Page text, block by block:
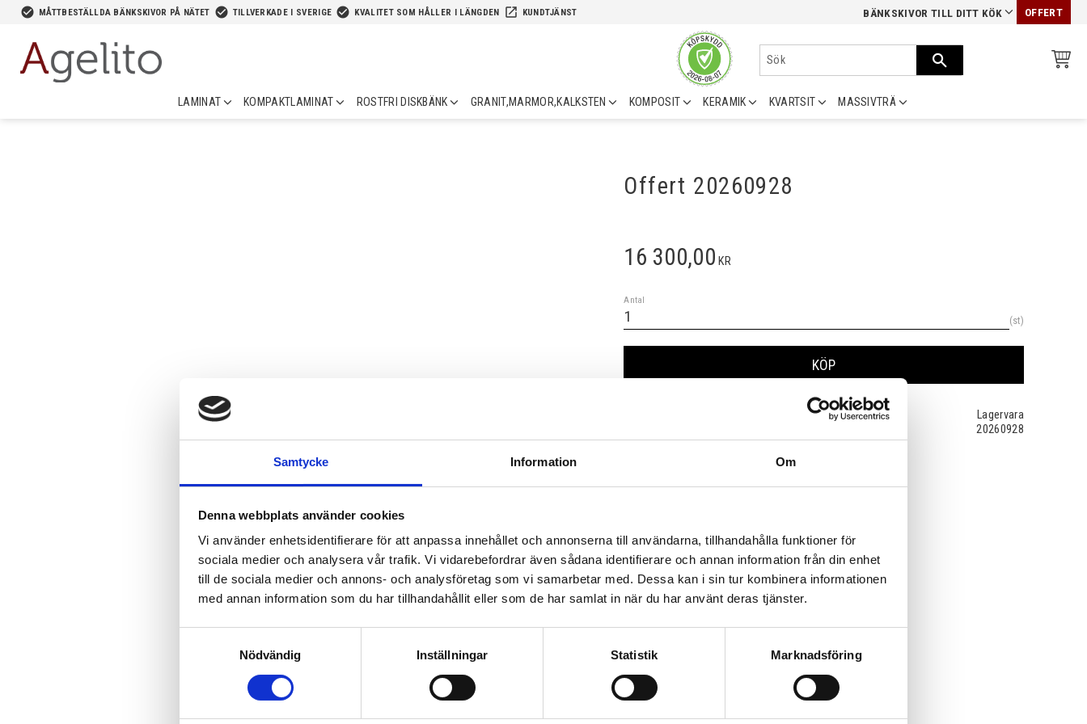
Samtycke Information Om
Denna webbplats använder cookies
Vi använder enhetsidentifierare för att anpassa innehållet och annonserna till användarna, tillhandahålla funktioner för
sociala medier och analysera vår trafik. Vi vidarebefordrar även sådana identifierare och annan information från din enhet
till de sociala medier och annons- och analysföretag som vi samarbetar med. Dessa kan i sin tur kombinera informationen
med annan information som du har tillhandahållit eller som de har samlat in när du har använt deras tjänster.
Nödvändig
Inställningar Statistik Marknadsföring
check_circle MÅTTBESTÄLLDA BÄNKSKIVOR PÅ NÄTET check_circle TILLVERKADE I SVERIGE check_circle KVALITET SOM HÅLLER I LÄNGDEN launch KUNDTJÄNST BÄNKSKIVOR TILL DITT KÖK OFFERT
LAMINAT KOMPAKTLAMINAT ROSTFRI DISKBÄNK GRANIT,MARMOR,KALKSTEN KOMPOSIT KERAMIK KVARTSIT MASSIVTRÄ
Offert 20260928
16 300,00 KR
Antal
st
KÖP
Lagervara
20260928